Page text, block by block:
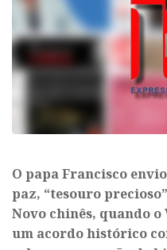
O papa Francisco
paz, “tesouro
Novo chinês, quando
um acordo histórico